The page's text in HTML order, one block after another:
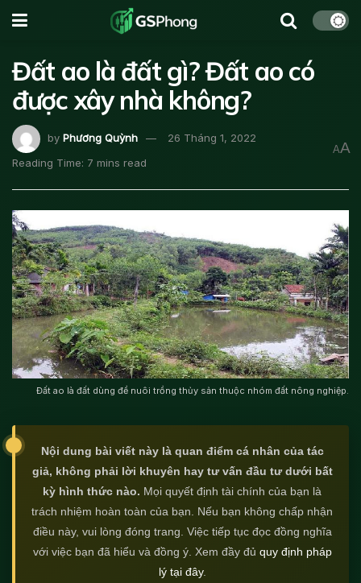
Đất ao là đất gì? Đất ao có
được xây nhà không?
by Phương Quỳnh
26 Tháng 1, 2022
Reading Time: 7 mins read
AA
Đất ao là đất dùng để nuôi trồng thủy sản thuộc nhóm đất nông nghiệp.
Nội dung bài viết này là quan điểm cá nhân của tác
giả, không phải lời khuyên hay tư vấn đầu tư dưới bất
kỳ hình thức nào. Mọi quyết định tài chính của bạn là
trách nhiệm hoàn toàn của bạn. Nếu bạn không chấp nhận
điều này, vui lòng đóng trang. Việc tiếp tục đọc đồng nghĩa
với việc bạn đã hiểu và đồng ý. Xem đầy đủ quy định pháp
lý tại đây.